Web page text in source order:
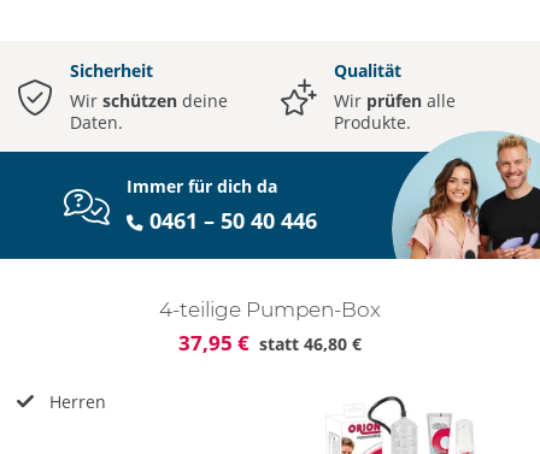
Sicherheit
Wir schützen deine
Daten.
Qualität
Wir prüfen alle
Produkte.
Immer für dich da
0461 – 50 40 446
4-teilige Pumpen-Box
37,95 € statt 46,80 €
Herren